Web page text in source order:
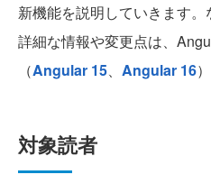
新機能を説明していきます
詳細な情報や変更点は、
（Angular 15、 Angular 16
対象読者